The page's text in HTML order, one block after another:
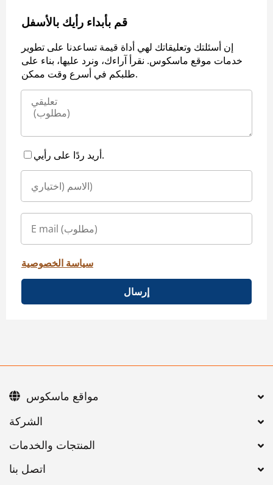
قم بأبداء رأيك بالأسفل
إن أسئلتك وتعليقاتك لهي أداة قيمة تساعدنا على تطوير
خدمات موقع ماسكوس. نقرأ آراءك، ونرد عليها، بناء على
طلبكم في أسرع وقت ممكن.
أريد ردًا على رأيي.
سياسة الخصوصية
إرسال
اتصل بنا
مواقع ماسكوس